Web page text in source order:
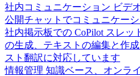
社内コミュニケーション ビデ
公開チャットでコミュニケー
社内掲示板での CoPilot スレッ
の生成、テキストの編集と作
スト翻訳に対応しています
情報管理 知識ベース、オンラ